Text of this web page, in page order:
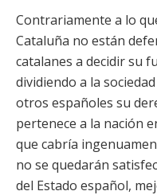
Contrariamente a lo
Cataluña no están
catalanes a decidir su
dividiendo a la
otros españoles su
pertenece a la nación
que cabría
no se quedarán
del Estado español,